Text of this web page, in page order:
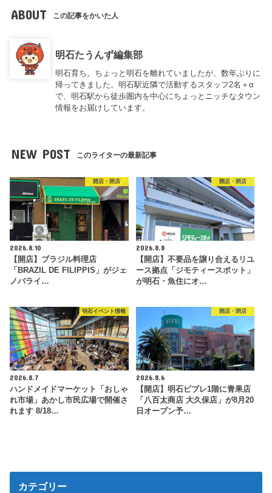
ABOUT この記事をかいた人
明石たうんず編集部
明石育ち。ちょっと明石を離れていましたが、数年ぶりに
帰ってきました。明石駅近隣で活動するスタッフ2名＋α
で、明石駅から徒歩圏内を中心にちょっとニッチなタウン
情報をお届けしています。
NEW POST このライターの最新記事
開店・閉店
2026.8.10
【開店】ブラジル料理店
「BRAZIL DE FILIPPIS」がジェ
ノバライ…
開店・閉店
2026.8.8
【開店】不要品を譲り合えるリユ
ース拠点「ジモティースポット」
が明石・魚住にオ…
明石イベント情報
2026.8.7
ハンドメイドマーケット「おしゃ
れ市場」あかし市民広場で開催さ
れます 8/18…
開店・閉店
2026.8.6
【開店】明石ビブレ1階に青果店
「八百太商店 大久保店」が8月20
日オープン予…
カテゴリー